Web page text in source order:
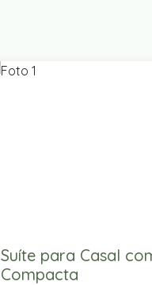
Suíte para Casal
Compacta